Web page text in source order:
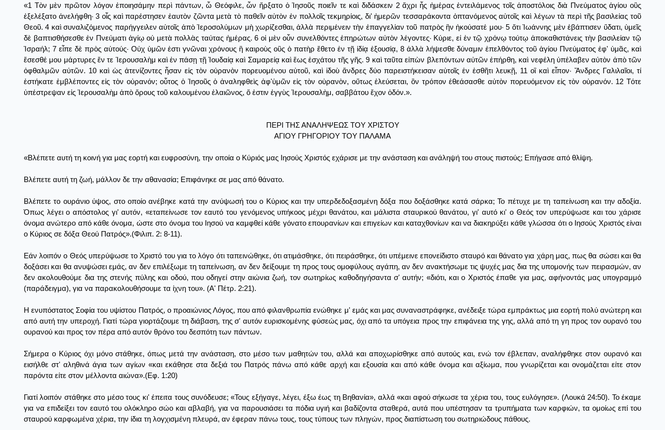
«1 Τὸν μὲν πρῶτον λόγον ἐποιησάμην περὶ πάντων, ὦ Θεόφιλε, ὧν ἤρξατο ὁ Ἰησοῦς ποιεῖν τε καὶ διδάσκειν 2 ἄχρι ἧς ἡμέρας ἐντειλάμενος τοῖς ἀποστόλοις διὰ Πνεύματος ἁγίου οὓς
ἐξελέξατο ἀνελήφθη· 3 οἷς καὶ παρέστησεν ἑαυτὸν ζῶντα μετὰ τὸ παθεῖν αὐτὸν ἐν πολλοῖς τεκμηρίοις, δι' ἡμερῶν τεσσαράκοντα ὀπτανόμενος αὐτοῖς καὶ λέγων τὰ περὶ τῆς βασιλείας τοῦ
Θεοῦ. 4 καὶ συναλιζόμενος παρήγγειλεν αὐτοῖς ἀπὸ Ἱεροσολύμων μὴ χωρίζεσθαι, ἀλλὰ περιμένειν τὴν ἐπαγγελίαν τοῦ πατρὸς ἣν ἠκούσατέ μου· 5 ὅτι Ἰωάννης μὲν ἐβάπτισεν ὕδατι, ὑμεῖς
δὲ βαπτισθήσεσθε ἐν Πνεύματι ἁγίῳ οὐ μετὰ πολλὰς ταύτας ἡμέρας. 6 οἱ μὲν οὖν συνελθόντες ἐπηρώτων αὐτὸν λέγοντες· Κύριε, εἰ ἐν τῷ χρόνῳ τούτῳ ἀποκαθιστάνεις τὴν βασιλείαν τῷ
Ἰσραήλ; 7 εἶπε δὲ πρὸς αὐτούς· Οὐχ ὑμῶν ἐστι γνῶναι χρόνους ἢ καιροὺς οὓς ὁ πατὴρ ἔθετο ἐν τῇ ἰδίᾳ ἐξουσίᾳ, 8 ἀλλὰ λήψεσθε δύναμιν ἐπελθόντος τοῦ ἁγίου Πνεύματος ἐφ' ὑμᾶς, καὶ
ἔσεσθέ μου μάρτυρες ἔν τε Ἱερουσαλὴμ καὶ ἐν πάσῃ τῇ Ἰουδαίᾳ καὶ Σαμαρείᾳ καὶ ἕως ἐσχάτου τῆς γῆς. 9 καὶ ταῦτα εἰπὼν βλεπόντων αὐτῶν ἐπήρθη, καὶ νεφέλη ὑπέλαβεν αὐτὸν ἀπὸ τῶν
ὀφθαλμῶν αὐτῶν. 10 καὶ ὡς ἀτενίζοντες ἦσαν εἰς τὸν οὐρανὸν πορευομένου αὐτοῦ, καὶ ἰδοὺ ἄνδρες δύο παρειστήκεισαν αὐτοῖς ἐν ἐσθῆτι λευκῇ, 11 οἳ καὶ εἶπον· Ἄνδρες Γαλιλαῖοι, τί
ἑστήκατε ἐμβλέποντες εἰς τὸν οὐρανόν; οὗτος ὁ Ἰησοῦς ὁ ἀναληφθεὶς ἀφ'ὑμῶν εἰς τὸν οὐρανὸν, οὕτως ἐλεύσεται, ὃν τρόπον ἐθεάσασθε αὐτὸν πορευόμενον εἰς τὸν οὐρανόν. 12 Τότε
ὑπέστρεψαν εἰς Ἱερουσαλὴμ ἀπὸ ὄρους τοῦ καλουμένου ἐλαιῶνος, ὅ ἐστιν ἐγγὺς Ἱερουσαλὴμ, σαββάτου ἔχον ὁδόν.».
ΠΕΡΙ ΤΗΣ ΑΝΑΛΗΨΕΩΣ ΤΟΥ ΧΡΙΣΤΟΥ
ΑΓΙΟΥ ΓΡΗΓΟΡΙΟΥ ΤΟΥ ΠΑΛΑΜΑ
«Βλέπετε αυτή τη κοινή για μας εορτή και ευφροσύνη, την οποία ο Κύριός μας Ιησούς Χριστός εχάρισε με την ανάσταση και ανάληψή του στους πιστούς; Επήγασε από θλίψη.
Βλέπετε αυτή τη ζωή, μάλλον δε την αθανασία; Επιφάνηκε σε μας από θάνατο.
Βλέπετε το ουράνιο ύψος, στο οποίο ανέβηκε κατά την ανύψωσή του ο Κύριος και την υπερδεδοξασμένη δόξα που δοξάσθηκε κατά σάρκα; Το πέτυχε με τη ταπείνωση και την αδοξία.
Όπως λέγει ο απόστολος γι' αυτόν, «εταπείνωσε τον εαυτό του γενόμενος υπήκοος μέχρι θανάτου, και μάλιστα σταυρικού θανάτου, γι' αυτό κι' ο Θεός τον υπερύψωσε και του χάρισε
όνομα ανώτερο από κάθε όνομα, ώστε στο όνομα του Ιησού να καμφθεί κάθε γόνατο επουρανίων και επιγείων και καταχθονίων και να διακηρύξει κάθε γλώσσα ότι ο Ιησούς Χριστός είναι
ο Κύριος σε δόξα Θεού Πατρός».(Φιλιπ. 2: 8-11).
Εάν λοιπόν ο Θεός υπερύψωσε το Χριστό του για το λόγο ότι ταπεινώθηκε, ότι ατιμάσθηκε, ότι πειράσθηκε, ότι υπέμεινε επονείδιστο σταυρό και θάνατο για χάρη μας, πως θα σώσει και θα
δοξάσει και θα ανυψώσει εμάς, αν δεν επιλέξωμε τη ταπείνωση, αν δεν δείξουμε τη προς τους ομοφύλους αγάπη, αν δεν ανακτήσωμε τις ψυχές μας δια της υπομονής των πειρασμών, αν
δεν ακολουθούμε δια της στενής πύλης και οδού, που οδηγεί στην αιώνια ζωή, τον σωτηρίως καθοδηγήσαντα σ' αυτήν; «διότι, και ο Χριστός έπαθε για μας, αφήνοντάς μας υπογραμμό
(παράδειγμα), για να παρακολουθήσουμε τα ίχνη του». (Α' Πέτρ. 2:21).
Η ενυπόστατος Σοφία του υψίστου Πατρός, ο προαιώνιος Λόγος, που από φιλανθρωπία ενώθηκε μ' εμάς και μας συναναστράφηκε, ανέδειξε τώρα εμπράκτως μια εορτή πολύ ανώτερη και
από αυτή την υπεροχή. Γιατί τώρα γιορτάζουμε τη διάβαση, της σ' αυτόν ευρισκομένης φύσεώς μας, όχι από τα υπόγεια προς την επιφάνεια της γης, αλλά από τη γη προς τον ουρανό του
ουρανού και προς τον πέρα από αυτόν θρόνο του δεσπότη των πάντων.
Σήμερα ο Κύριος όχι μόνο στάθηκε, όπως μετά την ανάσταση, στο μέσο των μαθητών του, αλλά και αποχωρίσθηκε από αυτούς και, ενώ τον έβλεπαν, αναλήφθηκε στον ουρανό και
εισήλθε στ' αληθινά άγια των αγίων «και εκάθησε στα δεξιά του Πατρός πάνω από κάθε αρχή και εξουσία και από κάθε όνομα και αξίωμα, που γνωρίζεται και ονομάζεται είτε στον
παρόντα είτε στον μέλλοντα αιώνα».(Εφ. 1:20)
Γιατί λοιπόν στάθηκε στο μέσο τους κι' έπειτα τους συνόδευσε; «Τους εξήγαγε, λέγει, έξω έως τη Βηθανία», αλλά «και αφού σήκωσε τα χέρια του, τους ευλόγησε». (Λουκά 24:50). Το έκαμε
για να επιδείξει τον εαυτό του ολόκληρο σώο και αβλαβή, για να παρουσιάσει τα πόδια υγιή και βαδίζοντα σταθερά, αυτά που υπέστησαν τα τρυπήματα των καρφιών, τα ομοίως επί του
σταυρού καρφωμένα χέρια, την ίδια τη λογχισμένη πλευρά, αν έφεραν πάνω τους, τους τύπους των πληγών, προς διαπίστωση του σωτηριώδους πάθους.